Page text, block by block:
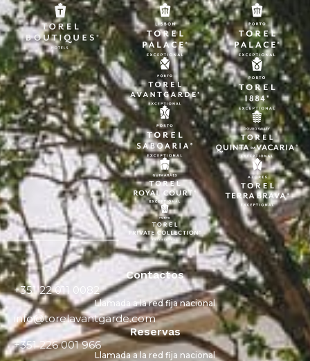
Contactos
+351 22 011 0082
Llamada a la red fija nacional
info@torelavantgarde.com
Reservas
+351 226 001 966
Llamada a la red fija nacional